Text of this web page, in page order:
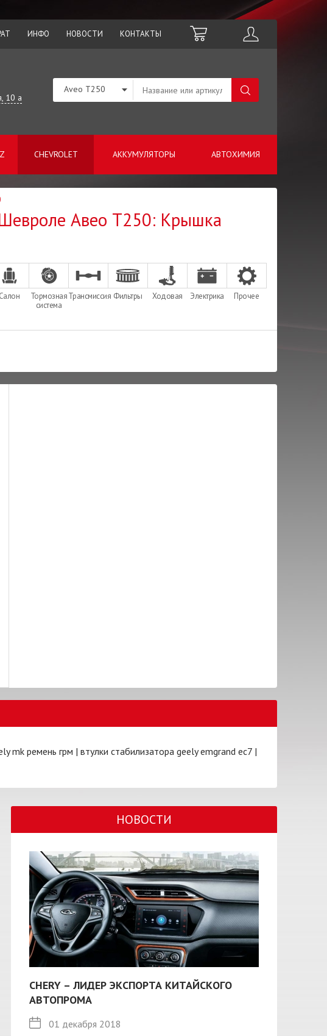
ИНФО НОВОСТИ КОНТАКТЫ
10 а
CHEVROLET АККУМУЛЯТОРЫ АВТОХИМИЯ
Aveo T250
Авео Т250: Крышка
Салон
Тормозная
система
Трансмиссия Фильтры Ходовая Электрика Прочее
mk ремень грм | втулки стабилизатора geely emgrand ec7 |
НОВОСТИ
CHERY – ЛИДЕР ЭКСПОРТА КИТАЙСКОГО
АВТОПРОМА
01 декабря 2018